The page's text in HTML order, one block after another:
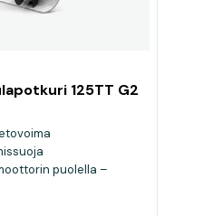
125TT G2
puolella –